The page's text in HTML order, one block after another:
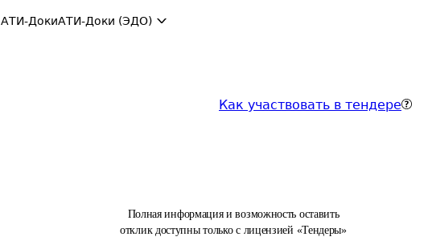
АТИ-ДокиАТИ-Доки (ЭДО)
Как участвовать в тендере
Полная информация и возможность оставить
отклик доступны только с лицензией «Тендеры»